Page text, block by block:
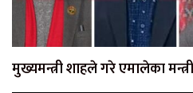
मुख्यमन्त्री शाहले गरे एमालेका